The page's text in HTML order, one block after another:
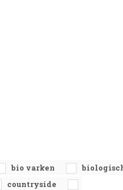
bio varken
countryside